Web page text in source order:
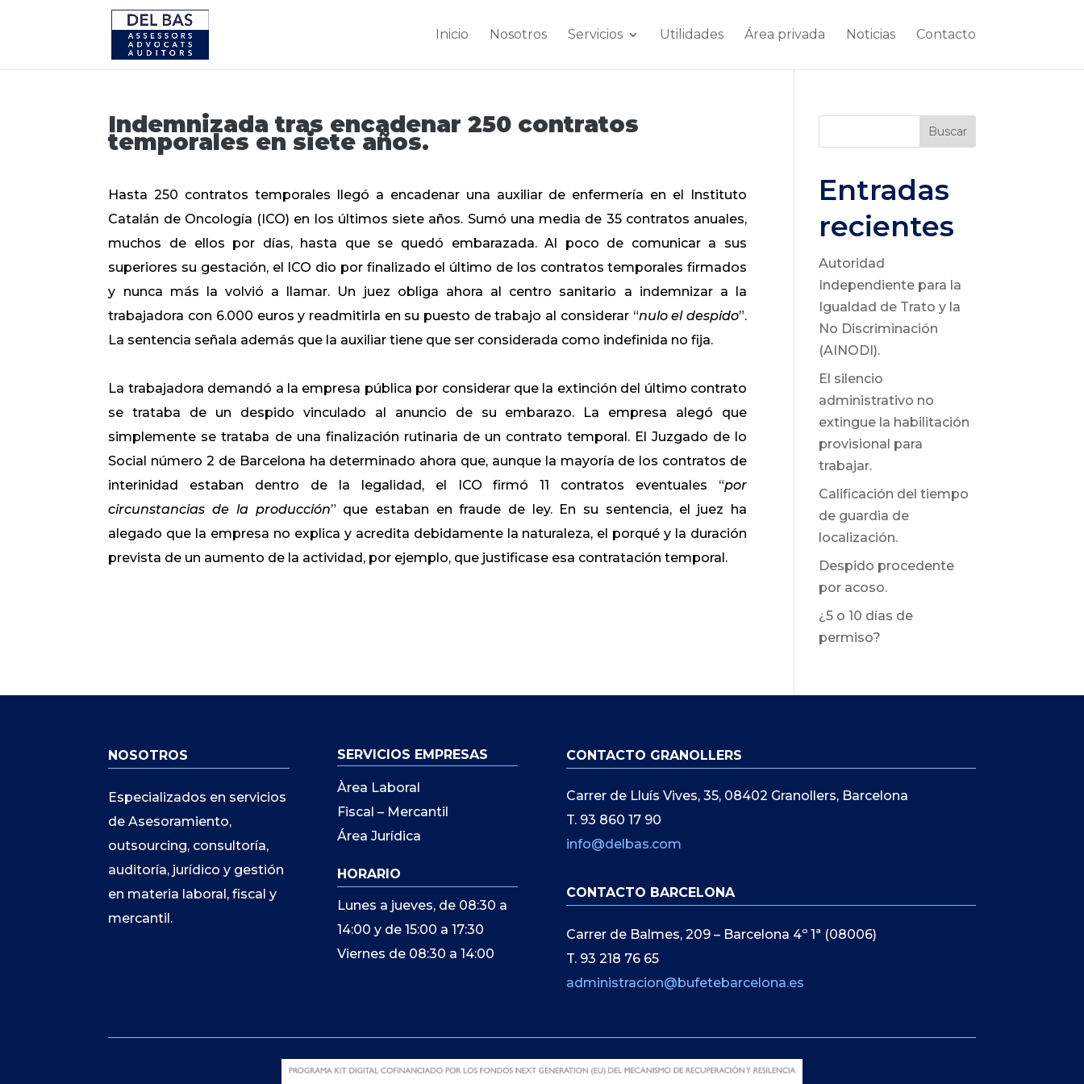
Inicio Nosotros Servicios Utilidades Área privada Noticias Contacto
Indemnizada tras encadenar 250 contratos
temporales en siete años.
Hasta 250 contratos temporales llegó a encadenar una auxiliar de enfermería en el Instituto
Catalán de Oncología (ICO) en los últimos siete años. Sumó una media de 35 contratos anuales,
muchos de ellos por días, hasta que se quedó embarazada. Al poco de comunicar a sus
superiores su gestación, el ICO dio por finalizado el último de los contratos temporales firmados
y nunca más la volvió a llamar. Un juez obliga ahora al centro sanitario a indemnizar a la
trabajadora con 6.000 euros y readmitirla en su puesto de trabajo al considerar “nulo el despido”.
La sentencia señala además que la auxiliar tiene que ser considerada como indefinida no fija.
La trabajadora demandó a la empresa pública por considerar que la extinción del último contrato
se trataba de un despido vinculado al anuncio de su embarazo. La empresa alegó que
simplemente se trataba de una finalización rutinaria de un contrato temporal. El Juzgado de lo
Social número 2 de Barcelona ha determinado ahora que, aunque la mayoría de los contratos de
interinidad estaban dentro de la legalidad, el ICO firmó 11 contratos eventuales “por
circunstancias de la producción” que estaban en fraude de ley. En su sentencia, el juez ha
alegado que la empresa no explica y acredita debidamente la naturaleza, el porqué y la duración
prevista de un aumento de la actividad, por ejemplo, que justificase esa contratación temporal.
Buscar
Entradas
recientes
Autoridad
Independiente para la
Igualdad de Trato y la
No Discriminación
(AINODI).
El silencio
administrativo no
extingue la habilitación
provisional para
trabajar.
Calificación del tiempo
de guardia de
localización.
Despido procedente
por acoso.
¿5 o 10 días de
permiso?
NOSOTROS
Especializados en servicios
de Asesoramiento,
outsourcing, consultoría,
auditoría, jurídico y gestión
en materia laboral, fiscal y
mercantil.
SERVICIOS EMPRESAS
Àrea Laboral
Fiscal – Mercantil
Área Jurídica
HORARIO
Lunes a jueves, de 08:30 a
14:00 y de 15:00 a 17:30
Viernes de 08:30 a 14:00
CONTACTO GRANOLLERS
Carrer de Lluís Vives, 35, 08402 Granollers, Barcelona
T. 93 860 17 90
info@delbas.com
CONTACTO BARCELONA
Carrer de Balmes, 209 – Barcelona 4º 1ª (08006)
T. 93 218 76 65
administracion@bufetebarcelona.es